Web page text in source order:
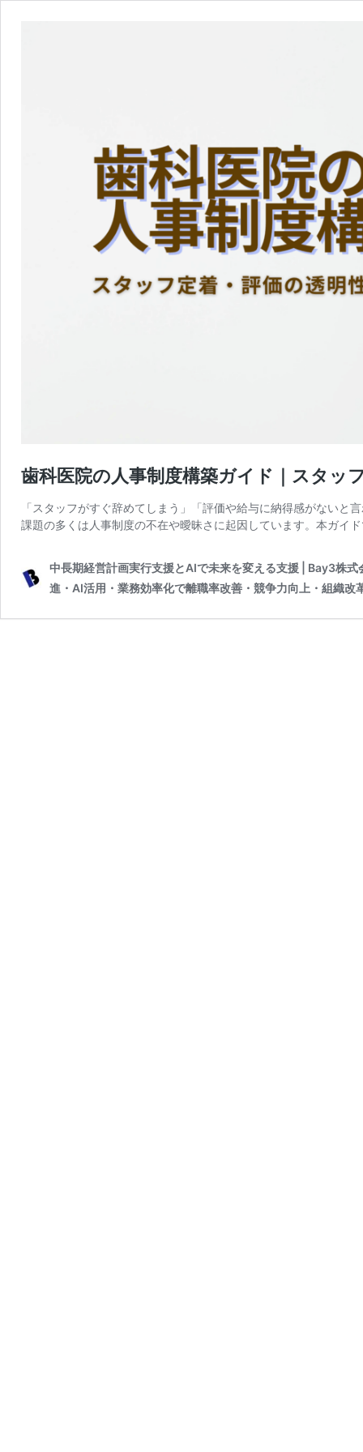
歯科医院の人事制度構築ガイド｜スタッ
「スタッフがすぐ辞めてしまう」「評価や給与に納得感がない
課題の多くは人事制度の不在や曖昧さに起因しています。本ガイ
中長期経営計画実行支援とAIで未来を変える支援 | Bay3株
進・AI活用・業務効率化で離職率改善・競争力向上・組織